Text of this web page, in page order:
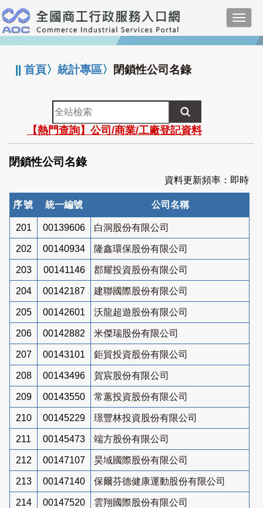
跳
到
主
要
:::
||首頁〉統計專區〉 閉鎖性公司名錄
全
站
檢
索
【熱門查詢】公司/商業/工廠登記資料
閉鎖性公司名錄
資料更新頻率：即時
序號 統一編號 公司名稱
201 00139606 白洞股份有限公司
202 00140934 隆鑫環保股份有限公司
203 00141146 郡耀投資股份有限公司
204 00142187 建聯國際股份有限公司
205 00142601 沃龍超遊股份有限公司
206 00142882 米傑瑞股份有限公司
207 00143101 鉅貿投資股份有限公司
208 00143496 賀宸股份有限公司
209 00143550 常蕙投資股份有限公司
210 00145229 璟豐林投資股份有限公司
211 00145473 端方股份有限公司
212 00147107 昊域國際股份有限公司
213 00147140 保爾芬德健康運動股份有限公司
214 00147520 雲翔國際股份有限公司